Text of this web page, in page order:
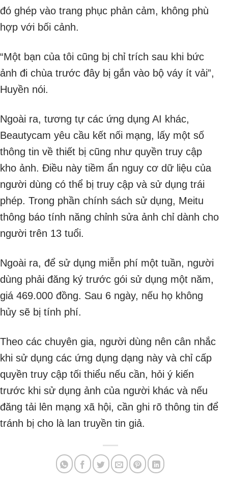
đó ghép vào trang phục phản cảm, không phù
hợp với bối cảnh.
“Một bạn của tôi cũng bị chỉ trích sau khi bức
ảnh đi chùa trước đây bị gắn vào bộ váy ít vải”,
Huyền nói.
Ngoài ra, tương tự các ứng dụng AI khác,
Beautycam yêu cầu kết nối mạng, lấy một số
thông tin về thiết bị cũng như quyền truy cập
kho ảnh. Điều này tiềm ẩn nguy cơ dữ liệu của
người dùng có thể bị truy cập và sử dụng trái
phép. Trong phần chính sách sử dụng, Meitu
thông báo tính năng chỉnh sửa ảnh chỉ dành cho
người trên 13 tuổi.
Ngoài ra, để sử dụng miễn phí một tuần, người
dùng phải đăng ký trước gói sử dụng một năm,
giá 469.000 đồng. Sau 6 ngày, nếu họ không
hủy sẽ bị tính phí.
Theo các chuyên gia, người dùng nên cân nhắc
khi sử dụng các ứng dụng dạng này và chỉ cấp
quyền truy cập tối thiểu nếu cần, hỏi ý kiến
trước khi sử dụng ảnh của người khác và nếu
đăng tải lên mạng xã hội, cần ghi rõ thông tin để
tránh bị cho là lan truyền tin giả.